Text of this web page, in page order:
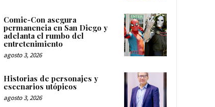
Comic-Con asegura
permanencia en San Diego y
adelanta el rumbo del
entretenimiento
agosto 3, 2026
Historias de personajes y
escenarios utópicos
agosto 3, 2026